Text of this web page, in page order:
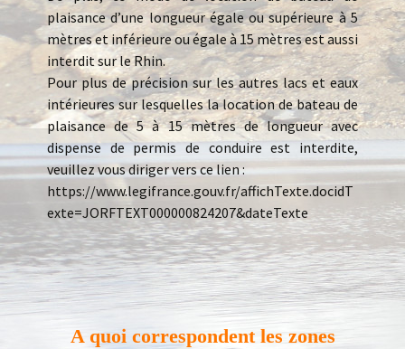
plaisance d’une longueur égale ou supérieure à 5
mètres et inférieure ou égale à 15 mètres est aussi
interdit sur le Rhin.
Pour plus de précision sur les autres lacs et eaux
intérieures sur lesquelles la location de bateau de
plaisance de 5 à 15 mètres de longueur avec
dispense de permis de conduire est interdite,
veuillez vous diriger vers ce lien :
https://www.legifrance.gouv.fr/affichTexte.docidT
exte=JORFTEXT000000824207&dateTexte
A quoi correspondent les zones